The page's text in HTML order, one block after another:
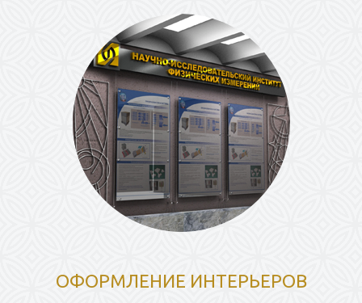
ОФОРМЛЕНИЕ ИНТЕРЬЕРОВ